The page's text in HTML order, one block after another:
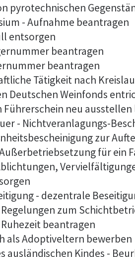
pyrotechnischen
- Aufnahme beantragen
entsorgen
beantragen
beantragen
Tätigkeit nach
Deutschen Weinfonds
neu ausstellen
- Nichtveranlagungs-
zur
für ein
- dezentrale
zum
beantragen
als Adoptiveltern bewerben
ausländischen Kindes -